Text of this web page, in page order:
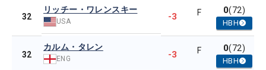
32
リッチー・ワレンスキー
USA -3 F 0(72)
HBH
32
カルム・タレン
ENG -3 F 0(72)
HBH